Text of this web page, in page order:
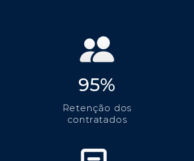
95%
Retenção dos
contratados